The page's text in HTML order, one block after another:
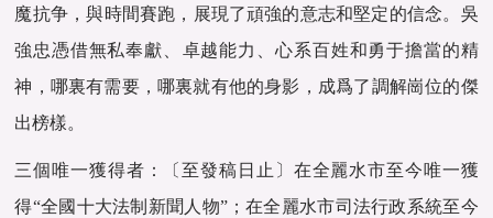
魔抗争，‌與時間賽跑，展現了頑強的意志和堅定的信念‌。吳
強忠憑借無私奉獻、‌卓越能力、‌心系百姓和勇于擔當的精
神，哪裏有需要，哪裏就有他的身影‌，成爲了調解崗位的傑
出榜樣。
三個唯一獲得者：〔至發稿日止〕在全麗水市至今唯一獲
得“全國十大法制新聞人物”；在全麗水市司法行政系統至今